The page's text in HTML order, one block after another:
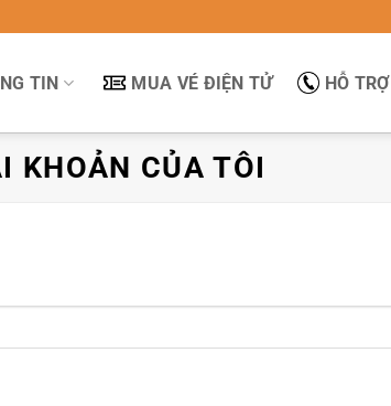
TIN MUA VÉ ĐIỆN TỬ HỖ TRỢ
KHOẢN CỦA TÔI